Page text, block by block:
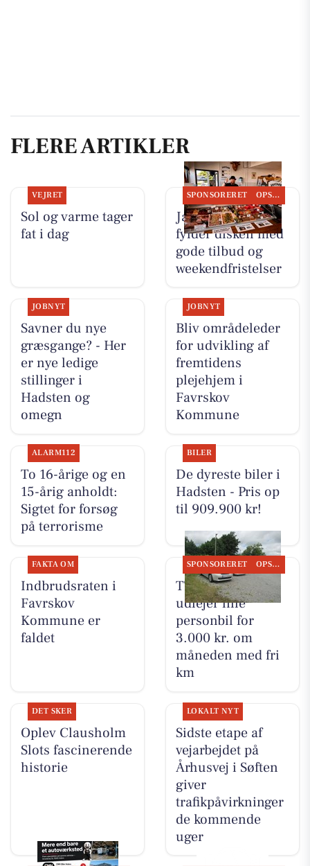
FLERE ARTIKLER
VEJRET
Sol og varme tager
fat i dag
SPONSORERET OPSLAGSTAVLEN
Jaataak Slagteren
fylder disken med
gode tilbud og
weekendfristelser
JOBNYT
Savner du nye
græsgange? - Her
er nye ledige
stillinger i
Hadsten og
omegn
JOBNYT
Bliv områdeleder
for udvikling af
fremtidens
plejehjem i
Favrskov
Kommune
ALARM112
To 16-årige og en
15-årig anholdt:
Sigtet for forsøg
på terrorisme
BILER
De dyreste biler i
Hadsten - Pris op
til 909.900 kr!
FAKTA OM
Indbrudsraten i
Favrskov
Kommune er
faldet
SPONSORERET OPSLAGSTAVLEN
TT CARS ApS
udlejer lille
personbil for
3.000 kr. om
måneden med fri
km
DET SKER
Oplev Clausholm
Slots fascinerende
historie
LOKALT NYT
Sidste etape af
vejarbejdet på
Århusvej i Søften
giver
trafikpåvirkninger
de kommende
uger